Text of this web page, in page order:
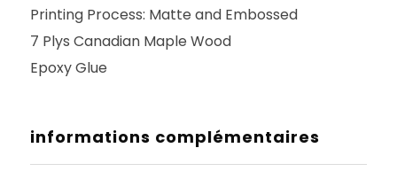
Printing Process: Matte and Embossed
7 Plys Canadian Maple Wood
Epoxy Glue
informations complémentaires